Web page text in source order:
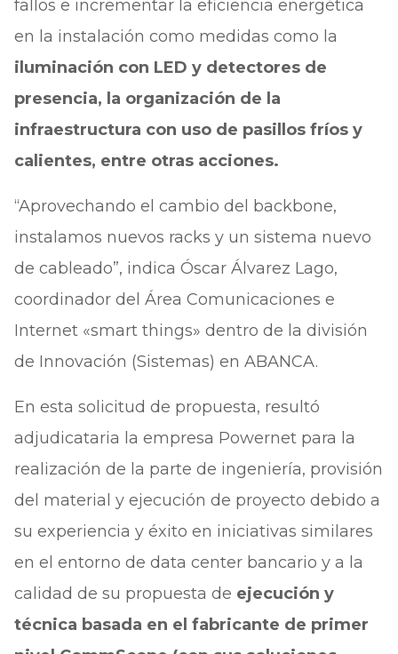
fallos e incrementar la eficiencia energética
en la instalación como medidas como la
iluminación con LED y detectores de
presencia, la organización de la
infraestructura con uso de pasillos fríos y
calientes, entre otras acciones.
“Aprovechando el cambio del backbone,
instalamos nuevos racks y un sistema nuevo
de cableado”, indica Óscar Álvarez Lago,
coordinador del Área Comunicaciones e
Internet «smart things» dentro de la división
de Innovación (Sistemas) en ABANCA.
En esta solicitud de propuesta, resultó
adjudicataria la empresa Powernet para la
realización de la parte de ingeniería, provisión
del material y ejecución de proyecto debido a
su experiencia y éxito en iniciativas similares
en el entorno de data center bancario y a la
calidad de su propuesta de ejecución y
técnica basada en el fabricante de primer